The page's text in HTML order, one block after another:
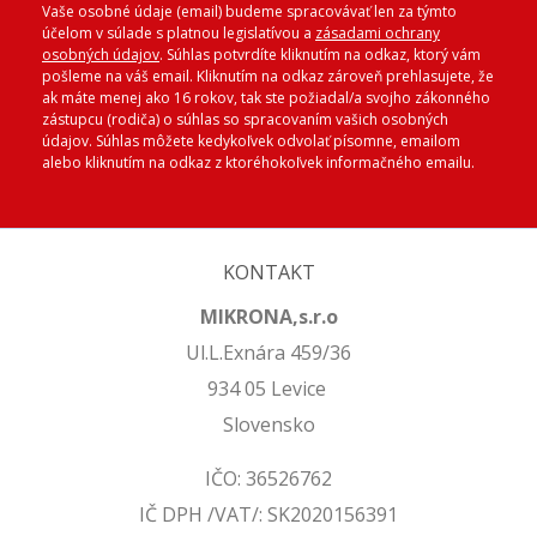
Vaše osobné údaje (email) budeme spracovávať len za týmto
účelom v súlade s platnou legislatívou a zásadami ochrany
osobných údajov. Súhlas potvrdíte kliknutím na odkaz, ktorý vám
pošleme na váš email. Kliknutím na odkaz zároveň prehlasujete, že
ak máte menej ako 16 rokov, tak ste požiadal/a svojho zákonného
zástupcu (rodiča) o súhlas so spracovaním vašich osobných
údajov. Súhlas môžete kedykoľvek odvolať písomne, emailom
alebo kliknutím na odkaz z ktoréhokoľvek informačného emailu.
KONTAKT
MIKRONA,s.r.o
Ul.L.Exnára 459/36
934 05 Levice
Slovensko
IČO: 36526762
IČ DPH /VAT/: SK2020156391